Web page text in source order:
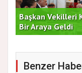
Başkan Vekilleri
Bir Araya Geldi
Benzer